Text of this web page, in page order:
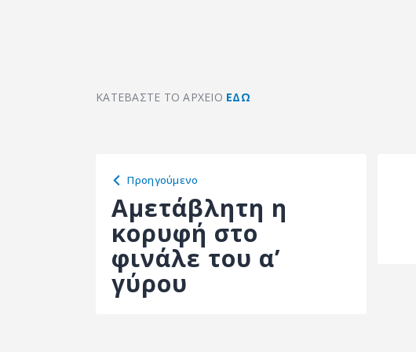
ΚΑΤΕΒΑΣΤΕ ΤΟ ΑΡΧΕΙΟ ΕΔΩ
Προηγούμενο
Αμετάβλητη η
κορυφή στο
φινάλε του α’
γύρου